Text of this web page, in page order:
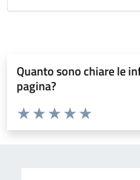
Quanto sono chiare le
pagina?
Valuta da 1 a 5 stelle la pagina
Valuta 5 stelle
Valuta 4 stelle su 5
Valuta 3 stelle su 5
Valuta 2 stelle su 5
Valuta 1 stelle su 5